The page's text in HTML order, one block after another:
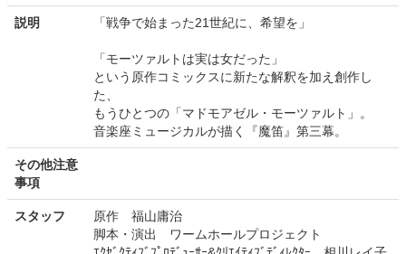
説明 「戦争で始まった21世紀に、希望を」
「モーツァルトは実は女だった」
という原作コミックスに新たな解釈を加え創作し
た、
もうひとつの「マドモアゼル・モーツァルト」。
音楽座ミュージカルが描く『魔笛』第三幕。
その他注意
事項
スタッフ
原作 福山庸治
脚本・演出 ワームホールプロジェクト